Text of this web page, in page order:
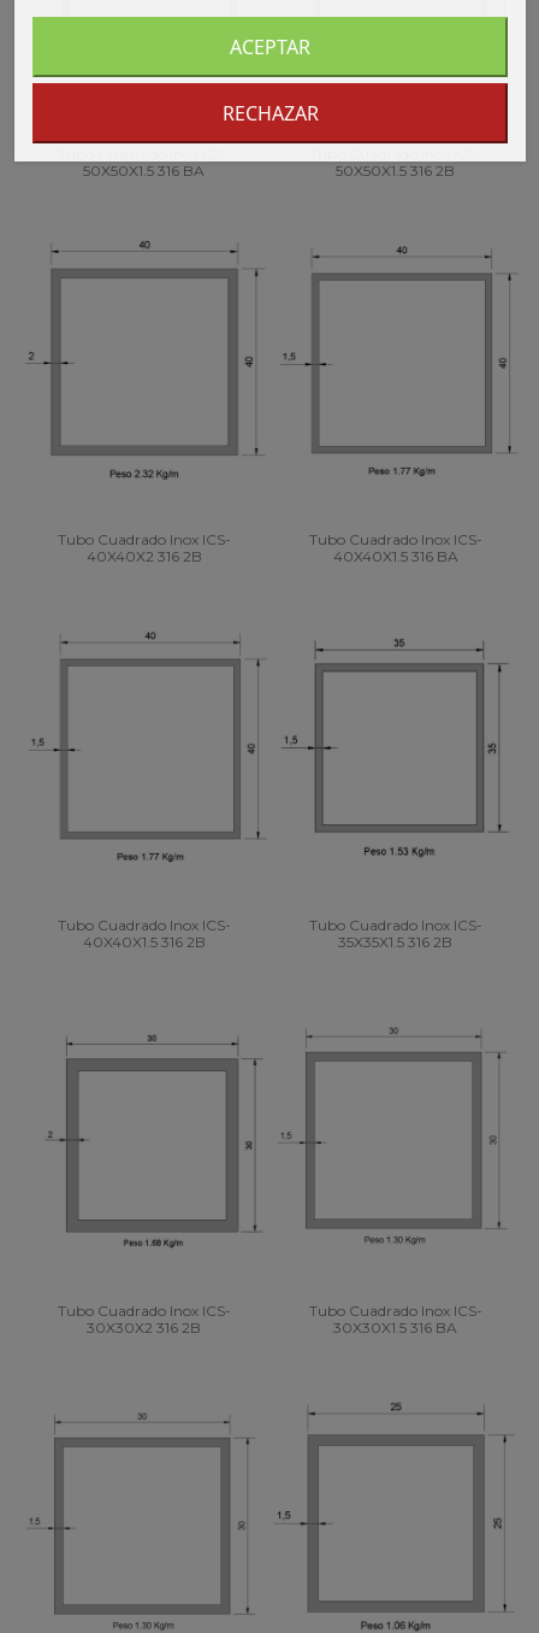
50X50X1.5 316 BA
50X50X1.5 316 2B
Tubo Cuadrado Inox ICS-
40X40X2 316 2B
Tubo Cuadrado Inox ICS-
40X40X1.5 316 BA
Tubo Cuadrado Inox ICS-
40X40X1.5 316 2B
Tubo Cuadrado Inox ICS-
35X35X1.5 316 2B
Tubo Cuadrado Inox ICS-
30X30X2 316 2B
Tubo Cuadrado Inox ICS-
30X30X1.5 316 BA
RECHAZAR
ACEPTAR